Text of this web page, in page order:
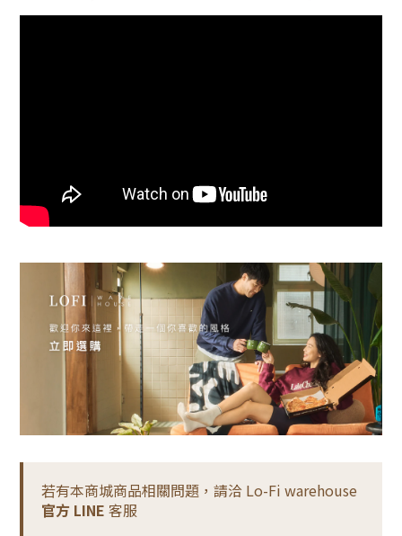
若有本商城商品相關問題，請洽 Lo-Fi warehouse
官方 LINE 客服